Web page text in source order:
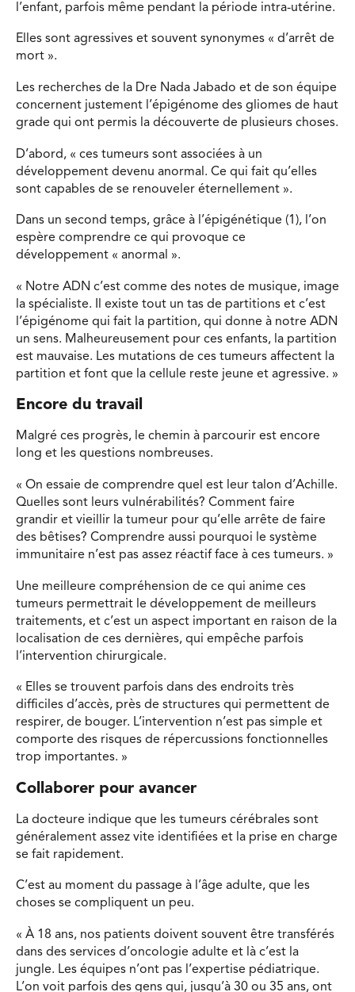
l’enfant, parfois même pendant la période intra-utérine.
Elles sont agressives et souvent synonymes « d’arrêt de
mort ».
Les recherches de la Dre Nada Jabado et de son équipe
concernent justement l’épigénome des gliomes de haut
grade qui ont permis la découverte de plusieurs choses.
D’abord, « ces tumeurs sont associées à un
développement devenu anormal. Ce qui fait qu’elles
sont capables de se renouveler éternellement ».
Dans un second temps, grâce à l’épigénétique (1), l’on
espère comprendre ce qui provoque ce
développement « anormal ».
« Notre ADN c’est comme des notes de musique, image
la spécialiste. Il existe tout un tas de partitions et c’est
l’épigénome qui fait la partition, qui donne à notre ADN
un sens. Malheureusement pour ces enfants, la partition
est mauvaise. Les mutations de ces tumeurs affectent la
partition et font que la cellule reste jeune et agressive. »
Encore du travail
Malgré ces progrès, le chemin à parcourir est encore
long et les questions nombreuses.
« On essaie de comprendre quel est leur talon d’Achille.
Quelles sont leurs vulnérabilités? Comment faire
grandir et vieillir la tumeur pour qu’elle arrête de faire
des bêtises? Comprendre aussi pourquoi le système
immunitaire n’est pas assez réactif face à ces tumeurs. »
Une meilleure compréhension de ce qui anime ces
tumeurs permettrait le développement de meilleurs
traitements, et c’est un aspect important en raison de la
localisation de ces dernières, qui empêche parfois
l’intervention chirurgicale.
« Elles se trouvent parfois dans des endroits très
difficiles d’accès, près de structures qui permettent de
respirer, de bouger. L’intervention n’est pas simple et
comporte des risques de répercussions fonctionnelles
trop importantes. »
Collaborer pour avancer
La docteure indique que les tumeurs cérébrales sont
généralement assez vite identifiées et la prise en charge
se fait rapidement.
C’est au moment du passage à l’âge adulte, que les
choses se compliquent un peu.
« À 18 ans, nos patients doivent souvent être transférés
dans des services d’oncologie adulte et là c’est la
jungle. Les équipes n’ont pas l’expertise pédiatrique.
L’on voit parfois des gens qui, jusqu’à 30 ou 35 ans, ont